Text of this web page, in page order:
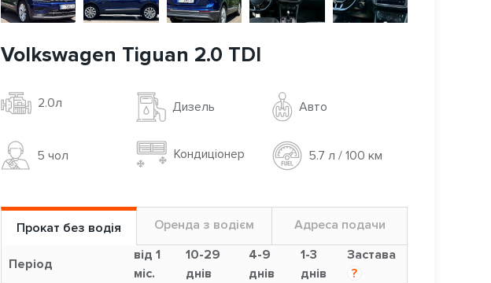
Volkswagen Tiguan 2.0 TDI
2.0л Дизель Авто
5 чoл Кондиціонер 5.7 л / 100 км
Прокат без водія Оренда з водієм Адреса подачи
Період
від 1
міс.
10-29
днів
4-9
днів
1-3
днів
Застава
?